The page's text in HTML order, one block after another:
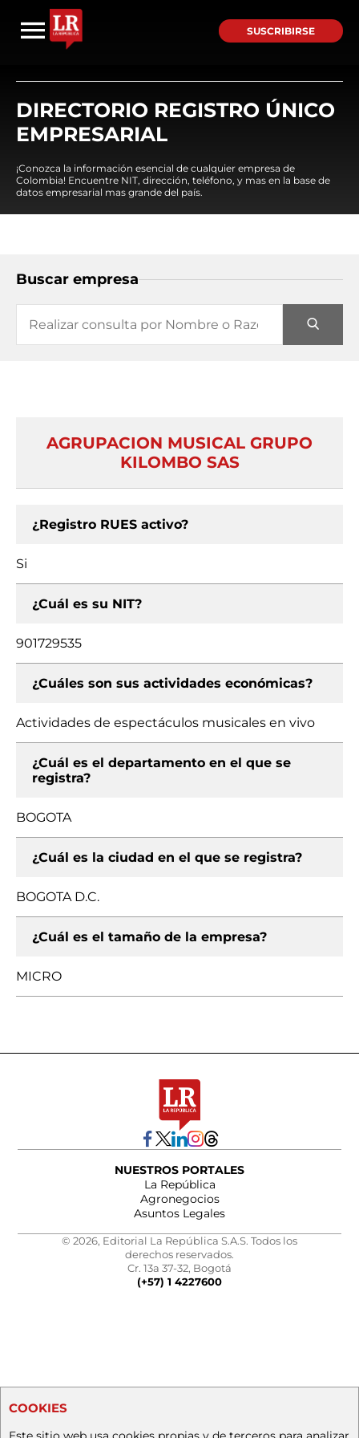
SUSCRIBIRSE
DIRECTORIO REGISTRO ÚNICO
EMPRESARIAL
¡Conozca la información esencial de cualquier empresa de
Colombia! Encuentre NIT, dirección, teléfono, y mas en la base de
datos empresarial mas grande del país.
Buscar empresa
AGRUPACION MUSICAL GRUPO
KILOMBO SAS
¿Registro RUES activo?
Si
¿Cuál es su NIT?
901729535
¿Cuáles son sus actividades económicas?
Actividades de espectáculos musicales en vivo
¿Cuál es el departamento en el que se
registra?
BOGOTA
¿Cuál es la ciudad en el que se registra?
BOGOTA D.C.
¿Cuál es el tamaño de la empresa?
MICRO
NUESTROS PORTALES
La República
Agronegocios
Asuntos Legales
© 2026, Editorial La República S.A.S. Todos los
derechos reservados.
Cr. 13a 37-32, Bogotá
(+57) 1 4227600
COOKIES